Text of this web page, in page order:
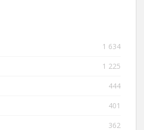
1 634
1 225
444
401
362